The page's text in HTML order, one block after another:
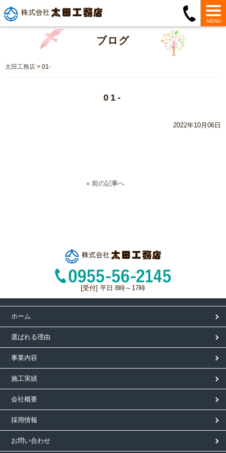
MENU
ブログ
太田工務店 > 01-
01-
2022年10月06日
« 前の記事へ
[受付] 平日 8時～17時
ホーム
選ばれる理由
事業内容
施工実績
会社概要
採用情報
お問い合わせ